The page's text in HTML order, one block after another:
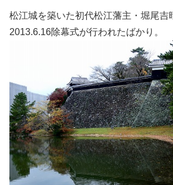
松江城を築いた初代松江藩主・堀尾吉
2013.6.16除幕式が行われたばかり。